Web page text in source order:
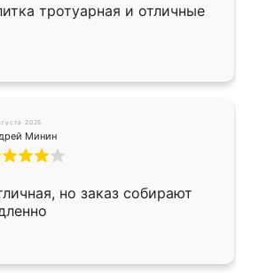
тротуарная и отличные
2025
Минин
но заказ собирают